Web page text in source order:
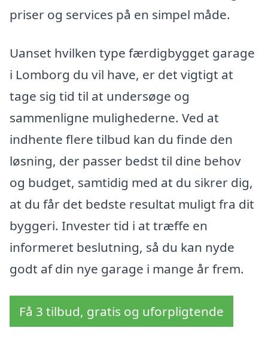
priser og services på en simpel måde.
Uanset hvilken type færdigbygget garage
i Lomborg du vil have, er det vigtigt at
tage sig tid til at undersøge og
sammenligne mulighederne. Ved at
indhente flere tilbud kan du finde den
løsning, der passer bedst til dine behov
og budget, samtidig med at du sikrer dig,
at du får det bedste resultat muligt fra dit
byggeri. Invester tid i at træffe en
informeret beslutning, så du kan nyde
godt af din nye garage i mange år frem.
Få 3 tilbud, gratis og uforpligtende